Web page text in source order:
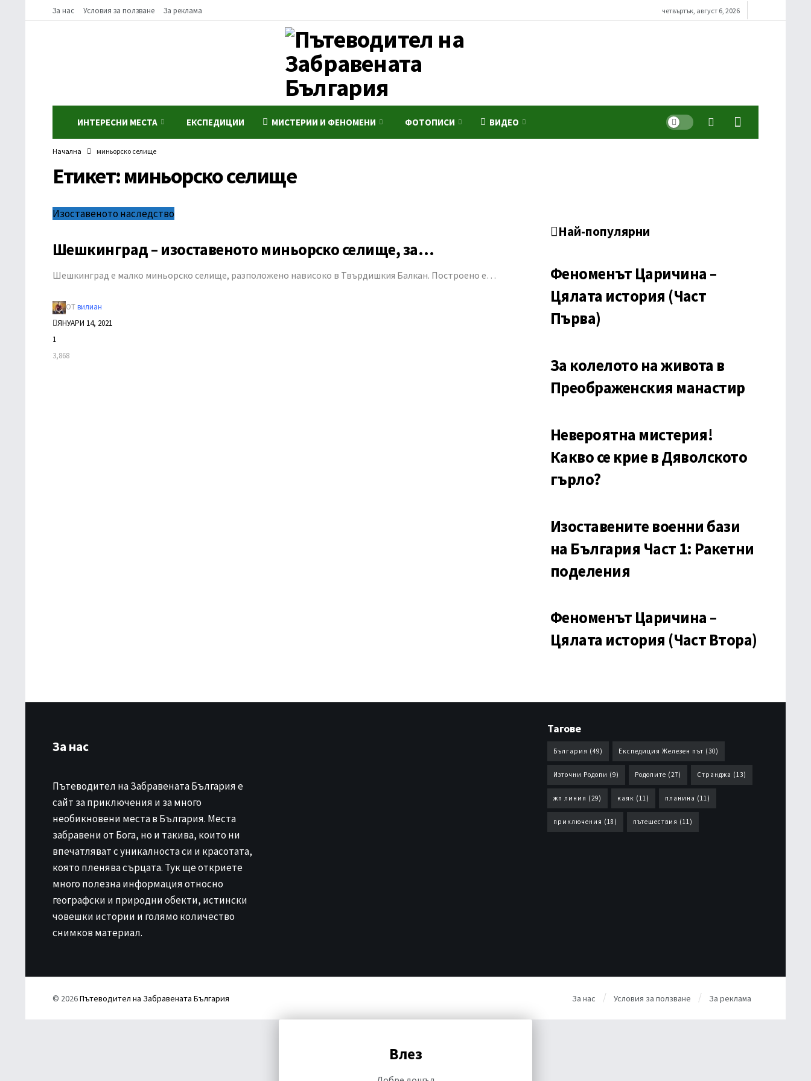
За нас Условия за ползване За реклама четвъртък, август 6, 2026
ИНТЕРЕСНИ МЕСТА ЕКСПЕДИЦИИ МИСТЕРИИ И ФЕНОМЕНИ ФОТОПИСИ ВИДЕО Dark mode
Начална миньорско селище
Етикет:миньорско селище
Изоставеното наследство
Шешкинград – изоставеното миньорско селище, за…
Шешкинград е малко миньорско селище, разположено нависоко в Твърдишкия Балкан. Построено е…
ОТвилиан
ЯНУАРИ 14, 2021
1
3,868
Най-популярни
Феноменът Царичина –
Цялата история (Част
Първа)
За колелото на живота в
Преображенския манастир
Невероятна мистерия!
Какво се крие в Дяволското
гърло?
Изоставените военни бази
на България Част 1: Ракетни
поделения
Феноменът Царичина –
Цялата история (Част Втора)
За нас
Пътеводител на Забравената България е
сайт за приключения и за много
необикновени места в България. Места
забравени от Бога, но и такива, които ни
впечатляват с уникалноста си и красотата,
която пленява сърцата. Тук ще откриете
много полезна информация относно
географски и природни обекти, истински
човешки истории и голямо количество
снимков материал.
Тагове
България (49) Експедиция Железен път (30)
Източни Родопи (9) Родопите (27) Странджа (13)
жп линия (29) каяк (11) планина (11)
приключения (18) пътешествия (11)
© 2026Пътеводител на Забравената България За нас Условия за ползване За реклама
Влез